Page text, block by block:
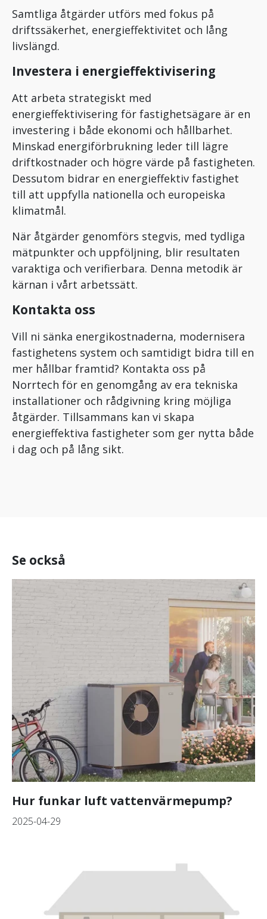
Samtliga åtgärder utförs med fokus på
driftssäkerhet, energieffektivitet och lång
livslängd.
Investera i energieffektivisering
Att arbeta strategiskt med
energieffektivisering för fastighetsägare är en
investering i både ekonomi och hållbarhet.
Minskad energiförbrukning leder till lägre
driftkostnader och högre värde på fastigheten.
Dessutom bidrar en energieffektiv fastighet
till att uppfylla nationella och europeiska
klimatmål.
När åtgärder genomförs stegvis, med tydliga
mätpunkter och uppföljning, blir resultaten
varaktiga och verifierbara. Denna metodik är
kärnan i vårt arbetssätt.
Kontakta oss
Vill ni sänka energikostnaderna, modernisera
fastighetens system och samtidigt bidra till en
mer hållbar framtid? Kontakta oss på
Norrtech för en genomgång av era tekniska
installationer och rådgivning kring möjliga
åtgärder. Tillsammans kan vi skapa
energieffektiva fastigheter som ger nytta både
i dag och på lång sikt.
Se också
Hur funkar luft vattenvärmepump?
2025-04-29